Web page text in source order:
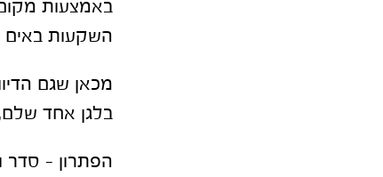
באמצעות
השקעות באים
מכאן שגם
בלגן אחד
הפתרון – סדר